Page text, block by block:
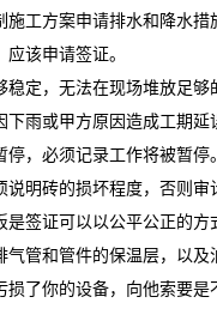
工方案申请排水和降水措
该申请签证。
定，无法在现场堆放足
雨或甲方原因造成工期
，必须记录工作将被暂
明砖的损坏程度，否则审
是签证可以以公平公正的方
管和管件的保温层，以
了你的设备，向他索要